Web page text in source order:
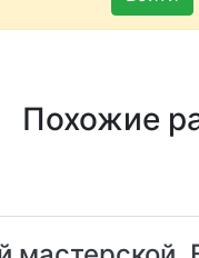
Похожие